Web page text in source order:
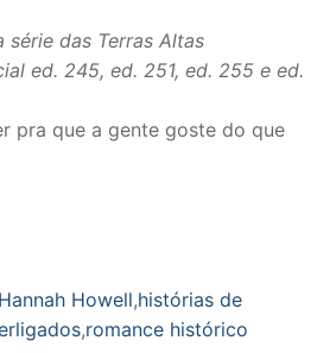
série das Terras Altas
ed. 245, ed. 251, ed. 255 e ed.
pra que a gente goste do que
Hannah Howell,histórias de
,romance histórico